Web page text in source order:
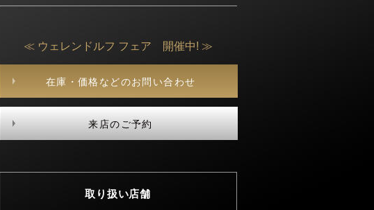
≪ ウェレンドルフ フェア 開催中! ≫
在庫・価格などのお問い合わせ
来店のご予約
取り扱い店舗